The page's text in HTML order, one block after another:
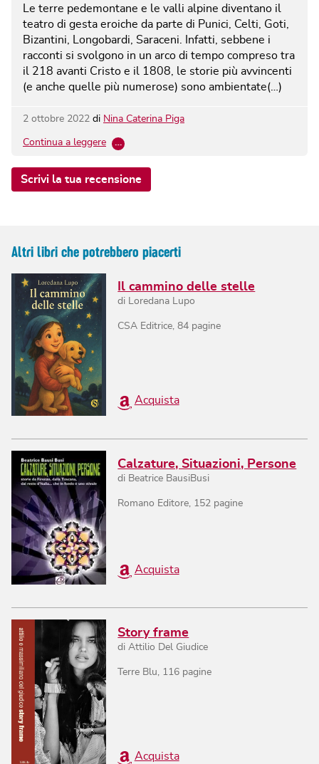
Le terre pedemontane e le valli alpine diventano il
teatro di gesta eroiche da parte di Punici, Celti, Goti,
Bizantini, Longobardi, Saraceni. Infatti, sebbene i
racconti si svolgono in un arco di tempo compreso tra
il 218 avanti Cristo e il 1808, le storie più avvincenti
(e anche quelle più numerose) sono ambientate(…)
2 ottobre 2022 di Nina Caterina Piga
Continua a leggere …
Scrivi la tua recensione
Altri libri che potrebbero piacerti
Il cammino delle stelle
di Loredana Lupo
CSA Editrice ,84 pagine
Acquista
Calzature, Situazioni, Persone
di Beatrice BausiBusi
Romano Editore 152 pagine
Acquista
Story frame
di Attilio Del Giudice
Terre Blu 116 pagine
Acquista